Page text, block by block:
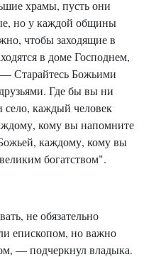
храмы, пусть они
но у каждой общины
чтобы заходящие в
в доме Господнем,
Старайтесь Божьими
Где бы вы ни
каждый человек
кому вы напомните
каждому, кому вы
богатством".
не обязательно
епископом, но важно
— подчеркнул владыка.